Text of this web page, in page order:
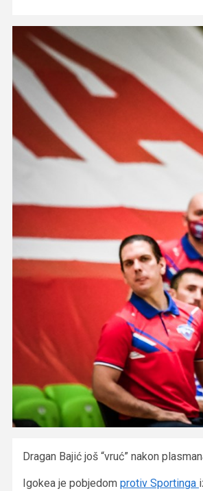
Dragan Bajić još “vruć” nakon
Igokea je pobjedom protiv Sportinga